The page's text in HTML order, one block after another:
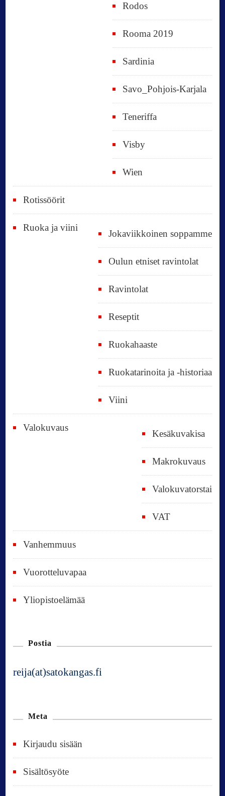
Rodos
Rooma 2019
Sardinia
Savo_Pohjois-Karjala
Teneriffa
Visby
Wien
Rotissöörit
Ruoka ja viini
Jokaviikkoinen soppamme
Oulun etniset ravintolat
Ravintolat
Reseptit
Ruokahaaste
Ruokatarinoita ja -historiaa
Viini
Valokuvaus
Kesäkuvakisa
Makrokuvaus
Valokuvatorstai
VAT
Vanhemmuus
Vuorotteluvapaa
Yliopistoelämää
Postia
reija(at)satokangas.fi
Meta
Kirjaudu sisään
Sisältösyöte